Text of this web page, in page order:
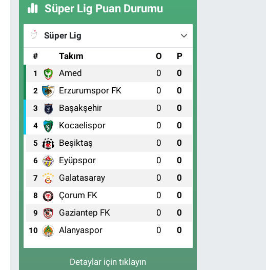
Süper Lig Puan Durumu
Süper Lig
#
Takım O P
1 Amed 0 0
2 Erzurumspor FK 0 0
3 Başakşehir 0 0
4 Kocaelispor 0 0
5 Beşiktaş 0 0
6 Eyüpspor 0 0
7 Galatasaray 0 0
8 Çorum FK 0 0
9 Gaziantep FK 0 0
10 Alanyaspor 0 0
Detaylar için tıklayın